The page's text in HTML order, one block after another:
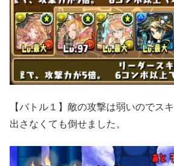
【バトル１】敵の攻撃は弱いのでス
出さなくても倒せました。